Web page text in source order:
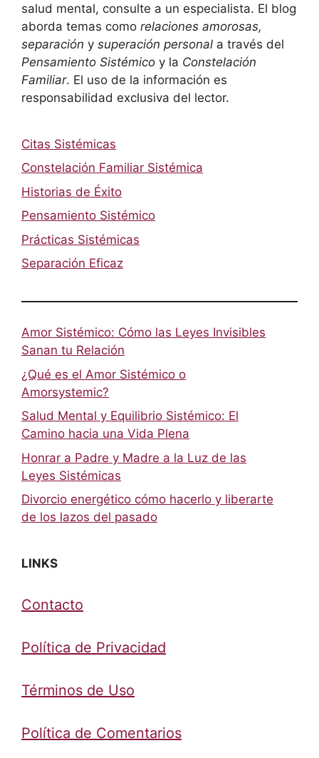
salud mental, consulte a un especialista. El blog
aborda temas como relaciones amorosas,
separación y superación personal a través del
Pensamiento Sistémico y la Constelación
Familiar. El uso de la información es
responsabilidad exclusiva del lector.
Citas Sistémicas
Constelación Familiar Sistémica
Historias de Éxito
Pensamiento Sistémico
Prácticas Sistémicas
Separación Eficaz
Amor Sistémico: Cómo las Leyes Invisibles
Sanan tu Relación
¿Qué es el Amor Sistémico o
Amorsystemic?
Salud Mental y Equilibrio Sistémico: El
Camino hacia una Vida Plena
Honrar a Padre y Madre a la Luz de las
Leyes Sistémicas
Divorcio energético cómo hacerlo y liberarte
de los lazos del pasado
LINKS
Contacto
Política de Privacidad
Términos de Uso
Política de Comentarios